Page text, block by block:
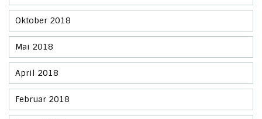
Oktober 2018
Mai 2018
April 2018
Februar 2018